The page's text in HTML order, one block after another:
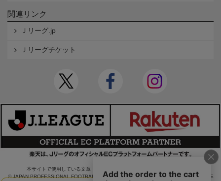
関連リンク
Ｊリーグ.jp
Ｊリーグチケット
本サイトで使用している文章・画像等の無断での複製・転載を禁止します。
© JAPAN PROFESSIONAL FOOTBALL LEAGUE Rakuten Group, Inc. ALL RIGHTS RE